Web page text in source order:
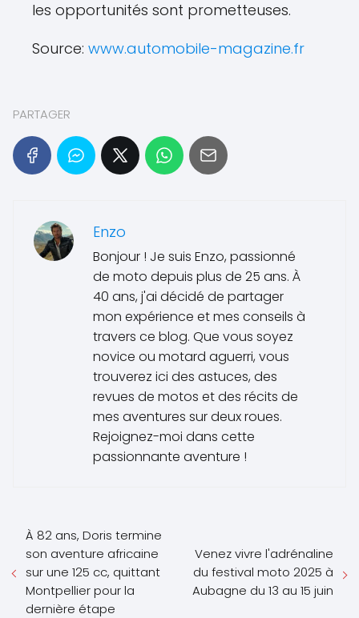
les opportunités sont prometteuses.
Source: www.automobile-magazine.fr
PARTAGER
Enzo
Bonjour ! Je suis Enzo, passionné
de moto depuis plus de 25 ans. À
40 ans, j'ai décidé de partager
mon expérience et mes conseils à
travers ce blog. Que vous soyez
novice ou motard aguerri, vous
trouverez ici des astuces, des
revues de motos et des récits de
mes aventures sur deux roues.
Rejoignez-moi dans cette
passionnante aventure !
À 82 ans, Doris termine
son aventure africaine
sur une 125 cc, quittant
Montpellier pour la
dernière étape
Venez vivre l'adrénaline
du festival moto 2025 à
Aubagne du 13 au 15 juin